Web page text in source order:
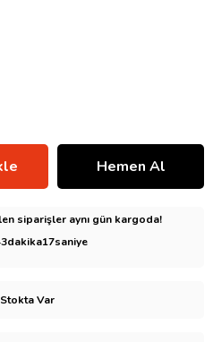
siparişler aynı gün kargoda!
dakika16saniye
Stokta Var